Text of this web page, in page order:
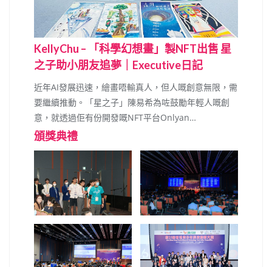
KellyChu – 「科學幻想畫」製NFT出售 星
之子助小朋友追夢｜Executive日記
近年AI發展迅速，繪畫唔輸真人，但人嘅創意無限，需
要繼續推動。「星之子」陳易希為咗鼓勵年輕人嘅創
意，就透過佢有份開發嘅NFT平台Onlyan…
頒獎典禮